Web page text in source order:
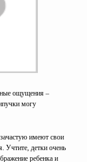
ощущения –
могу
имеют свои
Учтите, детки очень
ребенка и